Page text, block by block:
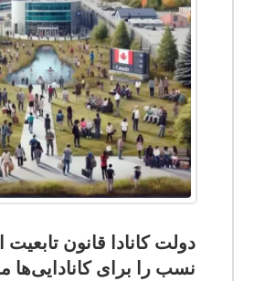
دولت کانادا قانون
نسب را برای کانادایی‌ها